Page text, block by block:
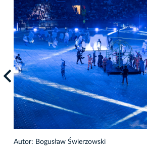
Autor: Bogusław Świerzowski